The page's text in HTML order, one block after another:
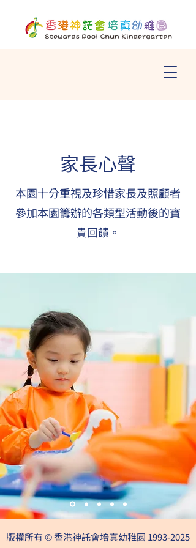
家長心聲
本園十分重視及珍惜家長及照顧者
參加本園籌辦的各類型活動後的寶
貴回饋。
版權所有 © 香港神託會培真幼稚園 1993-2025